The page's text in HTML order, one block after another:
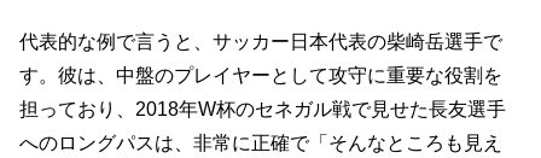
代表的な例で言うと、サッカー日本代表の柴崎岳選手で
す。彼は、中盤のプレイヤーとして攻守に重要な役割を
担っており、2018年W杯のセネガル戦で見せた長友選手
へのロングパスは、非常に正確で「そんなところも見え